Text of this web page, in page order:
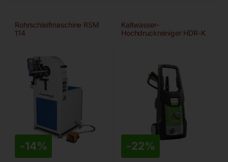
Rohrschleifmaschine RSM
114
-14%
Kaltwasser-
Hochdruckreiniger HDR-K
-22%